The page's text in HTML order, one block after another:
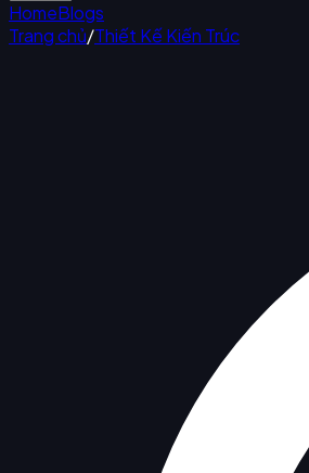
HomeBlogs
Trang chủ/Thiết Kế Kiến Trúc